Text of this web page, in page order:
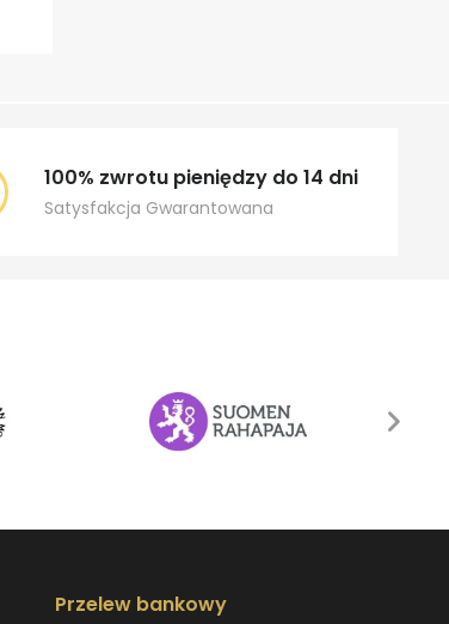
100% zwrotu pieniędzy do 14 dni
Satysfakcja Gwarantowana
Przelew bankowy